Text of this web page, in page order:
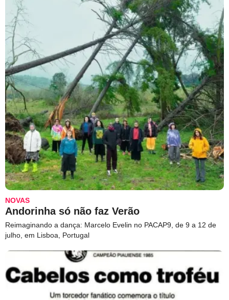
NOVAS
Andorinha só não faz Verão
Reimaginando a dança: Marcelo Evelin no PACAP9, de 9 a 12 de
julho, em Lisboa, Portugal